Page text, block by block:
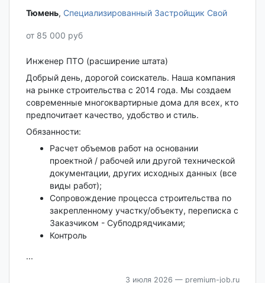
Тюмень‎, Специализированный Застройщик Свой
от 85 000 руб
Инженер ПТО (расширение штата)
Добрый день, дорогой соискатель. Наша компания
на рынке строительства с 2014 года. Мы создаем
современные многоквартирные дома для всех, кто
предпочитает качество, удобство и стиль.
Обязанности:
Расчет объемов работ на основании
проектной / рабочей или другой технической
документации, других исходных данных (все
виды работ);
Сопровождение процесса строительства по
закрепленному участку/объекту, переписка с
Заказчиком - Субподрядчиками;
Контроль
...
3 июля 2026 — premium-job.ru